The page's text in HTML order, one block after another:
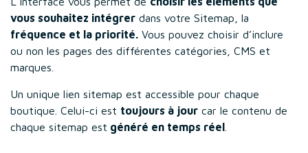
vous souhaitez intégrer dans votre Sitemap, la
fréquence et la priorité. Vous pouvez choisir d’inclure
ou non les pages des différentes catégories, CMS et
marques.
Un unique lien sitemap est accessible pour chaque
boutique. Celui-ci est toujours à jour car le contenu de
chaque sitemap est généré en temps réel